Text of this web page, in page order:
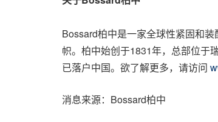
Bossard柏中是一家全球性紧固和
帜。柏中始创于1831年，总部位于
已落户中国。欲了解更多，请访问
消息来源：Bossard柏中